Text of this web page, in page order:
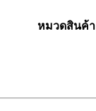
หมวดสินค้า